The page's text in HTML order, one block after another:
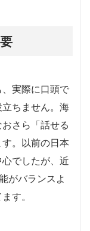
実際に口頭で
ちません。海
さら「話せる
。以前の日本
でしたが、近
がバランスよ
す。